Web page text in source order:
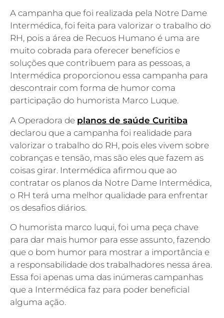
A campanha que foi realizada pela Notre Dame
Intermédica, foi feita para valorizar o trabalho do
RH, pois a área de Recuos Humano é uma are
muito cobrada para oferecer benefícios e
soluções que contribuem para as pessoas, a
Intermédica proporcionou essa campanha para
descontrair com forma de humor coma
participação do humorista Marco Luque.
A Operadora de planos de saúde Curitiba
declarou que a campanha foi realidade para
valorizar o trabalho do RH, pois eles vivem sobre
cobranças e tensão, mas são eles que fazem as
coisas girar. Intermédica afirmou que ao
contratar os planos da Notre Dame Intermédica,
o RH terá uma melhor qualidade para enfrentar
os desafios diários.
O humorista marco luqui, foi uma peça chave
para dar mais humor para esse assunto, fazendo
que o bom humor para mostrar a importância e
a responsabilidade dos trabalhadores nessa área.
Essa foi apenas uma das inúmeras campanhas
que a Intermédica faz para poder beneficial
alguma ação.